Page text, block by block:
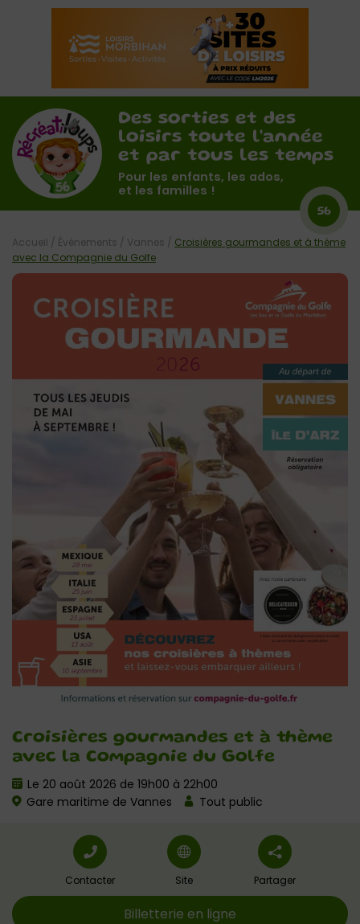
Des sorties et des
loisirs toute l'année
et par tous les temps
Pour les enfants, les ados,
et les familles !
56
Croisières gourmandes et à thème
avec la Compagnie du Golfe
Le 20 août 2026 de 19h00 à 22h00
Gare maritime de Vannes
Tout public
Accueil / Évènements / Vannes / Croisières gourmandes et à thème
avec la Compagnie du Golfe
Contacter Site Partager
Billetterie en ligne